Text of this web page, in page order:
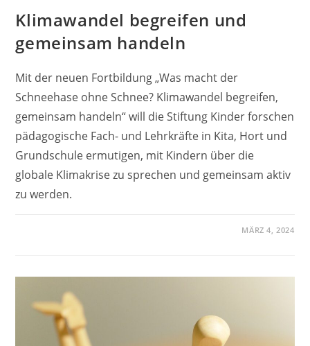
Klimawandel begreifen und
gemeinsam handeln
Mit der neuen Fortbildung „Was macht der
Schneehase ohne Schnee? Klimawandel begreifen,
gemeinsam handeln“ will die Stiftung Kinder forschen
pädagogische Fach- und Lehrkräfte in Kita, Hort und
Grundschule ermutigen, mit Kindern über die
globale Klimakrise zu sprechen und gemeinsam aktiv
zu werden.
MÄRZ 4, 2024